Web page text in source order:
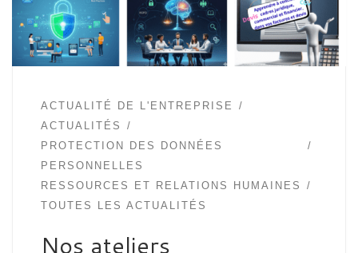
ACTUALITÉ DE L'ENTREPRISE
ACTUALITÉS
PROTECTION DES DONNÉES
PERSONNELLES
RESSOURCES ET RELATIONS HUMAINES
TOUTES LES ACTUALITÉS
Nos ateliers